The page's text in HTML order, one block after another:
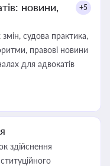
новини,
+5
судова практика,
правові новини
для адвокатів
здійснення